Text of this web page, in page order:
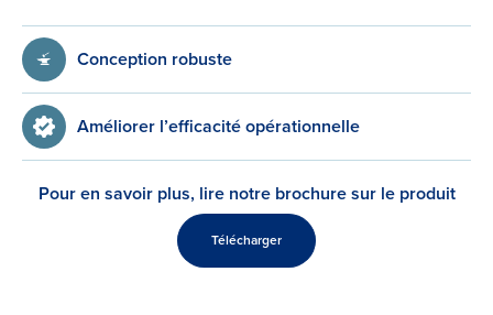
Conception robuste
Améliorer l’efficacité opérationnelle
Pour en savoir plus, lire notre brochure sur le produit
Télécharger